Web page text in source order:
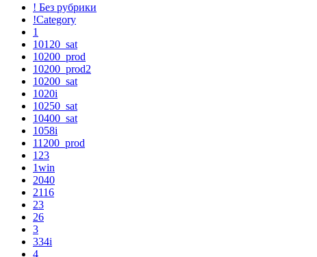
! Без рубрики
!Category
1
10120_sat
10200_prod
10200_prod2
10200_sat
1020i
10250_sat
10400_sat
1058i
11200_prod
123
1win
2040
2116
23
26
3
334i
4